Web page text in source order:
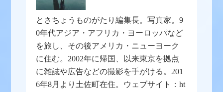
とさちょうものがたり編集長。写真家。9
0年代アジア・アフリカ・ヨーロッパなど
を旅し、その後アメリカ・ニューヨーク
に住む。2002年に帰国、以来東京を拠点
に雑誌や広告などの撮影を手がける。201
6年8月より土佐町在住。ウェブサイト：ht